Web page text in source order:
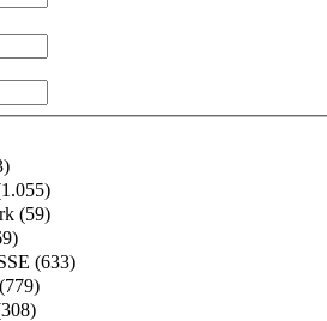
(59)
(633)
(779)